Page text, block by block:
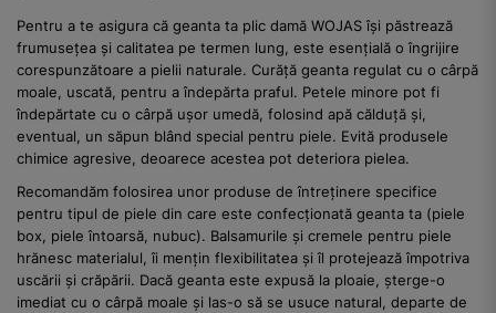
Pentru a te asigura că geanta ta plic damă WOJAS își păstrează
frumusețea și calitatea pe termen lung, este esențială o îngrijire
corespunzătoare a pielii naturale. Curăță geanta regulat cu o cârpă
moale, uscată, pentru a îndepărta praful. Petele minore pot fi
îndepărtate cu o cârpă ușor umedă, folosind apă călduță și,
eventual, un săpun blând special pentru piele. Evită produsele
chimice agresive, deoarece acestea pot deteriora pielea.
Recomandăm folosirea unor produse de întreținere specifice
pentru tipul de piele din care este confecționată geanta ta (piele
box, piele întoarsă, nubuc). Balsamurile și cremele pentru piele
hrănesc materialul, îi mențin flexibilitatea și îl protejează împotriva
uscării și crăpării. Dacă geanta este expusă la ploaie, șterge-o
imediat cu o cârpă moale și las-o să se usuce natural, departe de